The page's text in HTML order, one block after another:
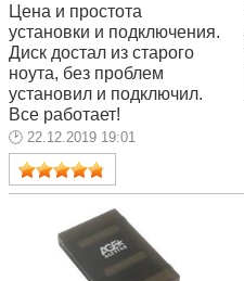
Цена и простота
установки и подключения.
Диск достал из старого
ноута, без проблем
установил и подключил.
Все работает!
22.12.2019 19:01